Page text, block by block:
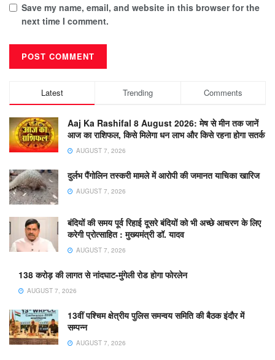
Save my name, email, and website in this browser for the
next time I comment.
Latest Trending Comments
Aaj Ka Rashifal 8 August 2026: मेष से मीन तक जानें
आज का राशिफल, किसे मिलेगा धन लाभ और किसे रहना होगा सतर्क
AUGUST 7, 2026
दुर्लभ पैंगोलिन तस्करी मामले में आरोपी की जमानत याचिका खारिज
AUGUST 7, 2026
बंदियों की समय पूर्व रिहाई दूसरे बंदियों को भी अच्छे आचरण के लिए
करेगी प्रोत्साहित : मुख्यमंत्री डॉ. यादव
AUGUST 7, 2026
138 करोड़ की लागत से नांदघाट-मुंगेली रोड होगा फोरलेन
AUGUST 7, 2026
13वीं पश्चिम क्षेत्रीय पुलिस समन्वय समिति की बैठक इंदौर में
सम्पन्न
AUGUST 7, 2026